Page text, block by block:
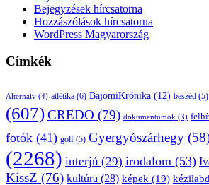
Bejegyzések hírcsatorna
Hozzászólások hírcsatorna
WordPress Magyarország
Címkék
Alternaiv (4) atlétika (6) BajomiKrónika (12) beszéd (5)
(607)CREDO (79) dokumentumok (3)
fotók (41) golf (5) Gyergyószárhegy
(2268) interjú (29) irodalom (53)
KissZ (76) kultúra (28) képek (19)